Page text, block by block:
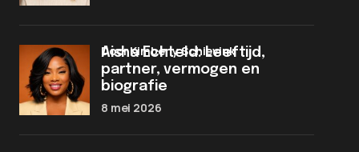
Aisha Echteld: Leeftijd,
partner, vermogen en
biografie
door Kimberly Schievink
8 mei 2026